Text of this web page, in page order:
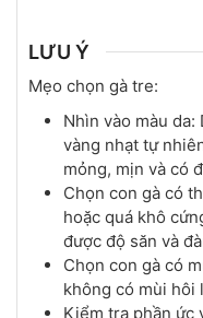
LƯU Ý
Mẹo chọn gà tre:
Nhìn vào màu
vàng nhạt tự
mỏng, mịn và có
Chọn con gà có
hoặc quá khô
được độ săn và
Chọn con gà có
không có mùi hôi
Kiểm tra phần ức